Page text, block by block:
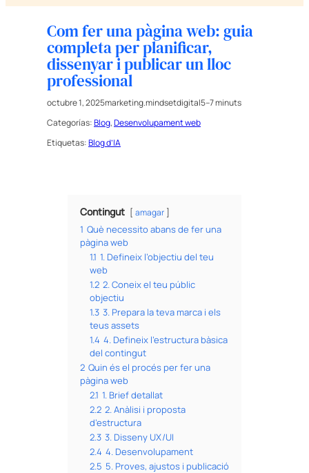
Com fer una pàgina web: guia
completa per planificar,
dissenyar i publicar un lloc
professional
octubre 1, 2025marketing.mindsetdigital5–7 minuts
Categorías:Blog, Desenvolupament web
Etiquetas:Blog d’IA
Contingut amagar
1 Què necessito abans de fer una
pàgina web
1.1 1. Defineix l’objectiu del teu
web
1.2 2. Coneix el teu públic
objectiu
1.3 3. Prepara la teva marca i els
teus assets
1.4 4. Defineix l’estructura bàsica
del contingut
2 Quin és el procés per fer una
pàgina web
2.1 1. Brief detallat
2.2 2. Anàlisi i proposta
d’estructura
2.3 3. Disseny UX/UI
2.4 4. Desenvolupament
2.5 5. Proves, ajustos i publicació